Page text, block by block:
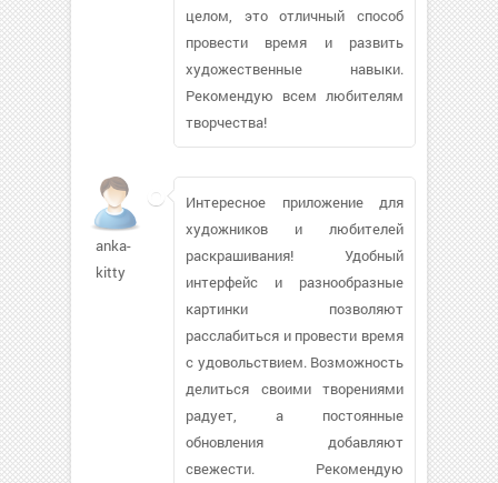
целом, это отличный способ
провести время и развить
художественные навыки.
Рекомендую всем любителям
творчества!
anka-
kitty
Интересное приложение для
художников и любителей
раскрашивания! Удобный
интерфейс и разнообразные
картинки позволяют
расслабиться и провести время
с удовольствием. Возможность
делиться своими творениями
радует, а постоянные
обновления добавляют
свежести. Рекомендую